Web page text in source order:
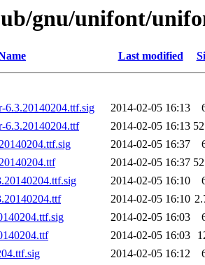
gnu/unifont/
Last modified
6.3.20140204.ttf.sig
2014-02-05 16:13
6.3.20140204.ttf
2014-02-05 16:13
2014-02-05 16:37
2014-02-05 16:37
2014-02-05 16:10
2014-02-05 16:10
2014-02-05 16:03
2014-02-05 16:03
2014-02-05 16:12